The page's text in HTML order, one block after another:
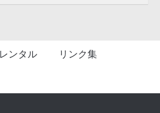
ンタル リンク集